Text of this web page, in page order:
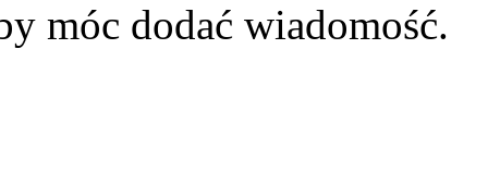
móc dodać wiadomość.